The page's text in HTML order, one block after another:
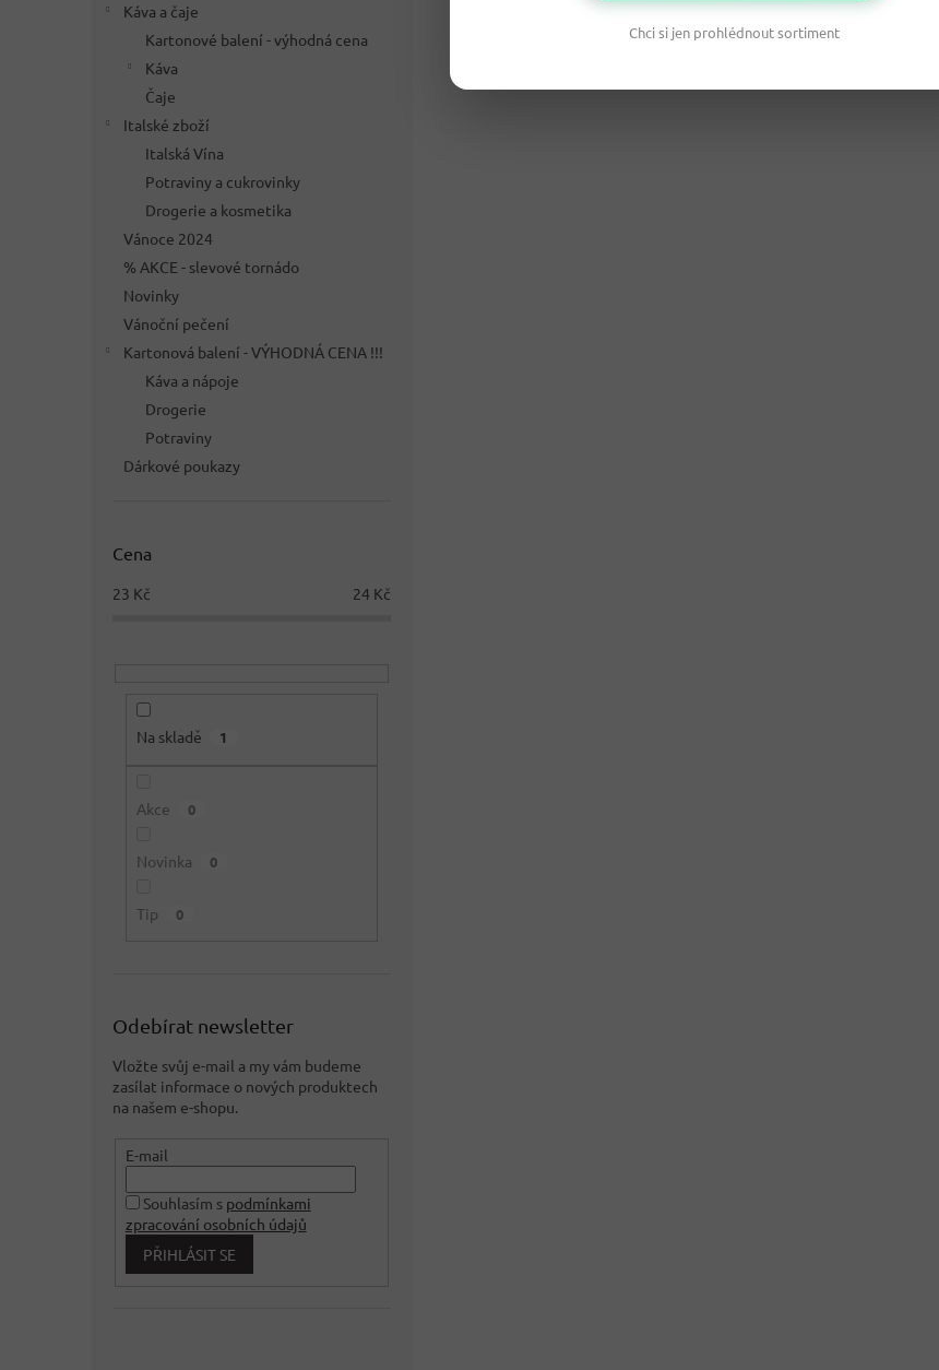
Chci si jen prohlédnout sortiment
Káva a čaje
Kartonové balení - výhodná cena
Káva
Čaje
Italské zboží
Italská Vína
Potraviny a cukrovinky
Drogerie a kosmetika
Vánoce 2024
% AKCE - slevové tornádo
Novinky
Vánoční pečení
Kartonová balení - VÝHODNÁ CENA !!!
Káva a nápoje
Drogerie
Potraviny
Dárkové poukazy
Cena
23 Kč 24 Kč
Na skladě 1
Akce 0
Novinka 0
Tip 0
Odebírat newsletter
Vložte svůj e-mail a my vám budeme
zasílat informace o nových produktech
na našem e-shopu.
E-mail
Souhlasím s podmínkami
zpracování osobních údajů
PŘIHLÁSIT SE